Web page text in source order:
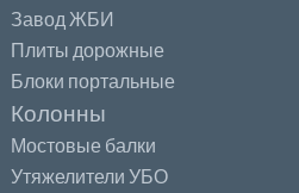
Завод ЖБИ
Плиты дорожные
Блоки портальные
Колонны
Мостовые балки
Утяжелители УБО